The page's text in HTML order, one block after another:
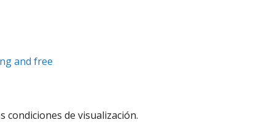
and free
condiciones de visualización.